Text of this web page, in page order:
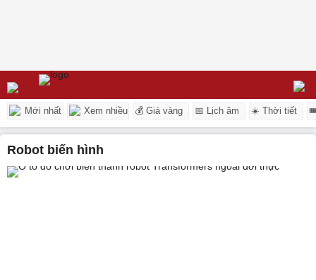
Mới nhất Xem nhiều 💰 Giá vàng 📅 Lịch âm ☀️ Thời tiết
robot biến hình